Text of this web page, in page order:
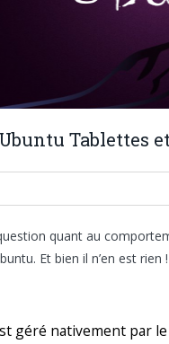
Tablettes
quant au
Et bien il n’en est
géré nativement par